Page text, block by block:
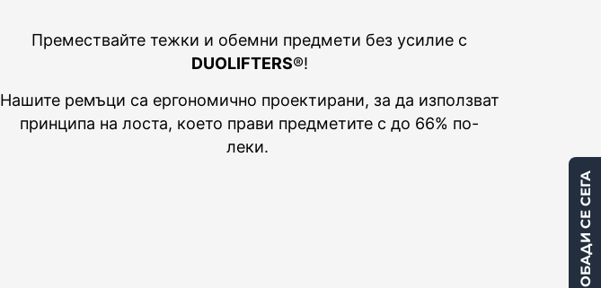
Премествайте тежки и обемни предмети без усилие с
DUOLIFTERS®!
Нашите ремъци са ергономично проектирани, за да използват
принципа на лоста, което прави предметите с до 66% по-
леки.
ОБАДИ СЕ СЕГА